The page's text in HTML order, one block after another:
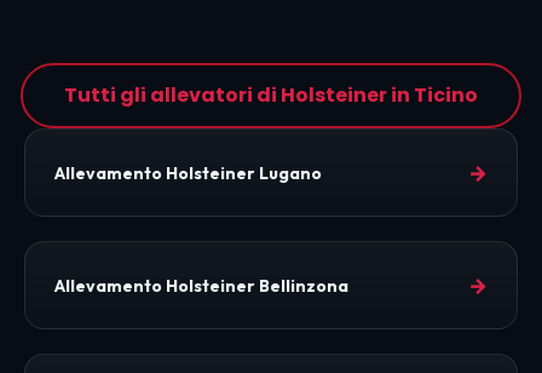
Tutti gli allevatori di Holsteiner in Ticino
Allevamento Holsteiner Lugano →
Allevamento Holsteiner Bellinzona →